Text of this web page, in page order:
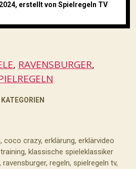
erstellt von Spielregeln TV
, RAVENSBURGER
KATEGORIEN
, coco crazy, erklärung, erklärvideo
, klassische spieleklassiker
, ravensburger, regeln, spielregeln tv,